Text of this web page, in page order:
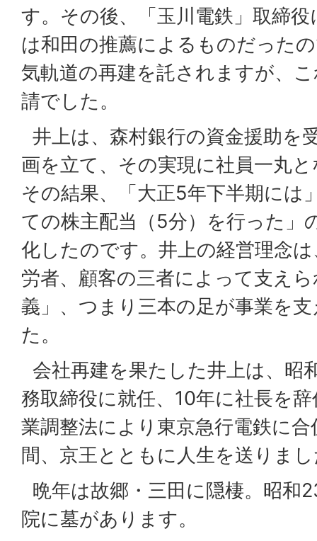
す。その後、「玉川電鉄」取締
は和田の推薦によるものだった
気軌道の再建を託されますが、
請でした。
井上は、森村銀行の資金援助を
画を立て、その実現に社員一丸
その結果、「大正5年下半期には
ての株主配当（5分）を行った」
化したのです。井上の経営理念
労者、顧客の三者によって支え
義」、つまり三本の足が事業を
た。
会社再建を果たした井上は、昭
務取締役に就任、10年に社長を
業調整法により東京急行電鉄に
間、京王とともに人生を送りま
晩年は故郷・三田に隠棲。昭和
院に墓があります。